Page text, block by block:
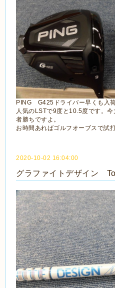
PING G425ドライバー早くも入
人気のLSTで9度と10.5度です。
者勝ちですよ。
お時間あればゴルフオーブスで試
2020-10-02 16:04:00
グラファイトデザイン